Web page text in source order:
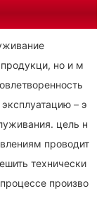
но и м
– э
цель н
проводит
технически
произво